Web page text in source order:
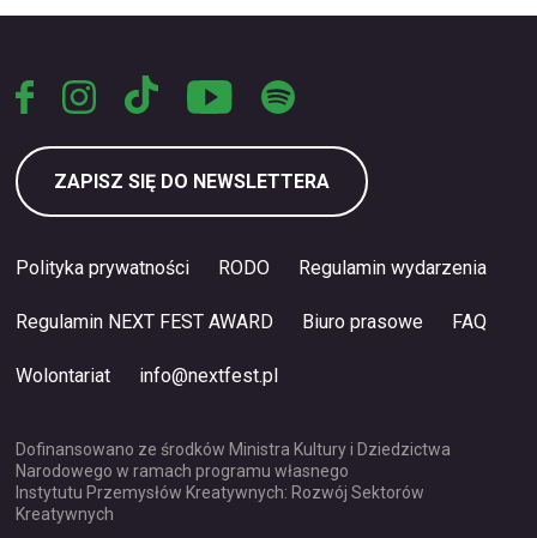
ZAPISZ SIĘ DO NEWSLETTERA
Polityka prywatności RODO Regulamin wydarzenia
Regulamin NEXT FEST AWARD Biuro prasowe FAQ
Wolontariat info@nextfest.pl
Dofinansowano ze środków Ministra Kultury i Dziedzictwa
Narodowego w ramach programu własnego
Instytutu Przemysłów Kreatywnych: Rozwój Sektorów
Kreatywnych